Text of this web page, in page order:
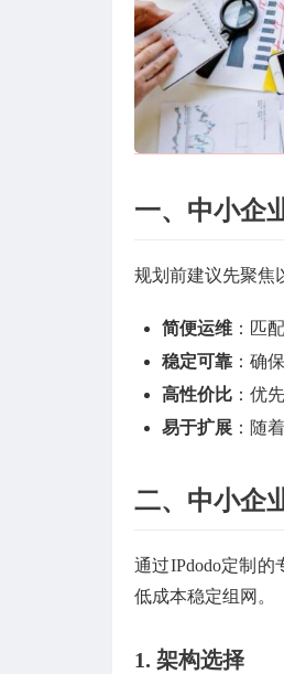
一、中小企
规划前建议先聚焦
简便运维 ：匹
稳定可靠 ：确
高性价比 ：优
易于扩展 ：随
二、中小企
通过IPdodo定制
低成本稳定组网。
1. 架构选择